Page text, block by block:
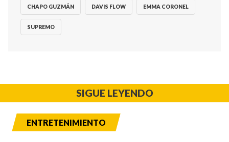
CHAPO GUZMÁN DAVIS FLOW EMMA CORONEL
SUPREMO
SIGUE LEYENDO
ENTRETENIMIENTO